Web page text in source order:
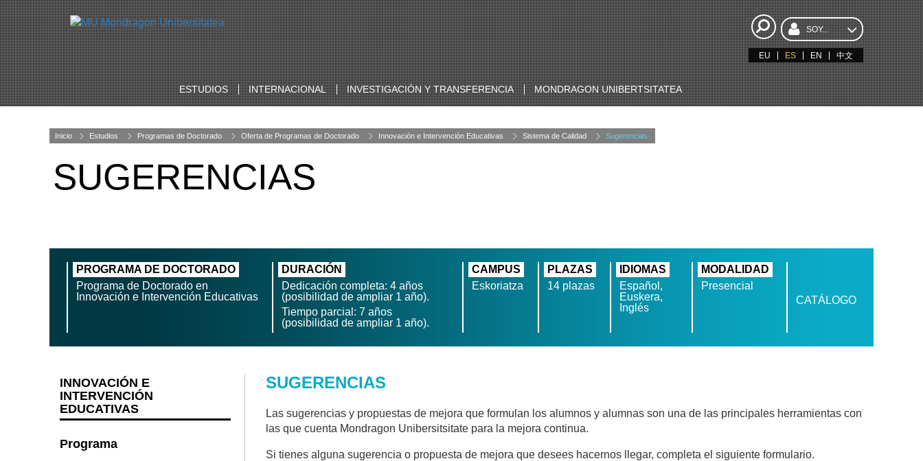
SOY...
EU ES EN 中文
ESTUDIOS INTERNACIONAL INVESTIGACIÓN Y TRANSFERENCIA MONDRAGON UNIBERTSITATEA
Inicio Estudios Programas de Doctorado Oferta de Programas de Doctorado Innovación e Intervención Educativas Sistema de Calidad Sugerencias
SUGERENCIAS
PROGRAMA DE DOCTORADO
Programa de Doctorado en
Innovación e Intervención Educativas
DURACIÓN
Dedicación completa: 4 años
(posibilidad de ampliar 1 año).
Tiempo parcial: 7 años
(posibilidad de ampliar 1 año).
CAMPUS
Eskoriatza
PLAZAS
14 plazas
IDIOMAS
Español,
Euskera,
Inglés
MODALIDAD
Presencial
CATÁLOGO
SUGERENCIAS
Las sugerencias y propuestas de mejora que formulan los alumnos y alumnas son una de las principales herramientas con
las que cuenta Mondragon Unibersitsitate para la mejora continua.
Si tienes alguna sugerencia o propuesta de mejora que desees hacernos llegar, completa el siguiente formulario.
INNOVACIÓN E
INTERVENCIÓN
EDUCATIVAS
Programa